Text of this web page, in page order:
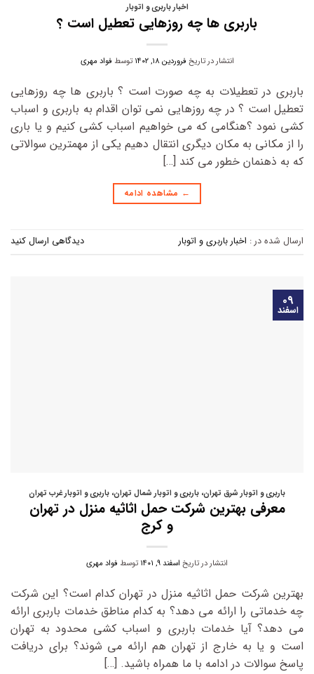
اخبار باربری و اتوبار
باربری ها چه روزهایی تعطیل است ؟
انتشار در تاریخ فروردین ۱۸, ۱۴۰۲ توسط فواد مهری
باربری در تعطیلات به چه صورت است ؟ باربری ها چه روزهایی
تعطیل است ؟ در چه روزهایی نمی توان اقدام به باربری و اسباب
کشی نمود ؟هنگامی که می خواهیم اسباب کشی کنیم و یا باری
را از مکانی به مکان دیگری انتقال دهیم یکی از مهمترین سوالاتی
که به ذهنمان خطور می کند […]
← مشاهده ادامه
ارسال شده در : اخبار باربری و اتوبار دیدگاهی ارسال کنید
۰۹
اسفند
باربری و اتوبار شرق تهران، باربری و اتوبار شمال تهران، باربری و اتوبار غرب تهران
معرفی بهترین شرکت حمل اثاثیه منزل در تهران
و کرج
انتشار در تاریخ اسفند ۹, ۱۴۰۱ توسط فواد مهری
بهترین شرکت حمل اثاثیه منزل در تهران کدام است؟ این شرکت
چه خدماتی را ارائه می دهد؟ به کدام مناطق خدمات باربری ارائه
می دهد؟ آیا خدمات باربری و اسباب کشی محدود به تهران
است و یا به خارج از تهران هم ارائه می شوند؟ برای دریافت
پاسخ سوالات در ادامه با ما همراه باشید. […]